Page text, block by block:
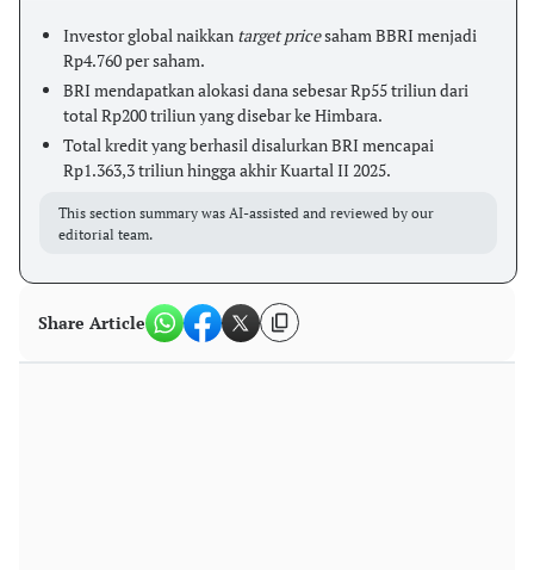
Investor global naikkan target pricesaham BBRI menjadi
Rp4.760 per saham.
BRI mendapatkan alokasi dana sebesar Rp55 triliun dari
total Rp200 triliun yang disebar ke Himbara.
Total kredit yang berhasil disalurkan BRI mencapai
Rp1.363,3 triliun hingga akhir Kuartal II 2025.
This section summary was AI-assisted and reviewed by our
editorial team.
Share Article